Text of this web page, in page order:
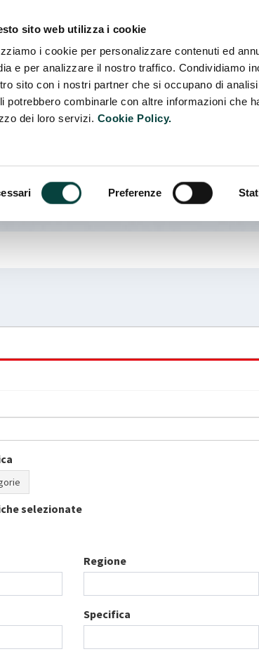
sito web utilizza i cookie
i cookie per personalizzare contenuti ed
e per analizzare il nostro traffico. Condividiamo
sito con i nostri partner che si occupano di
potrebbero combinarle con altre informazioni che
dei loro servizi. Cookie Policy.
Preferenze
selezionate
Regione
Specifica